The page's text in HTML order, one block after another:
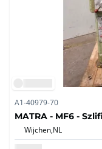
A1-40979-70
MATRA - MF6 -
Wijchen,NL